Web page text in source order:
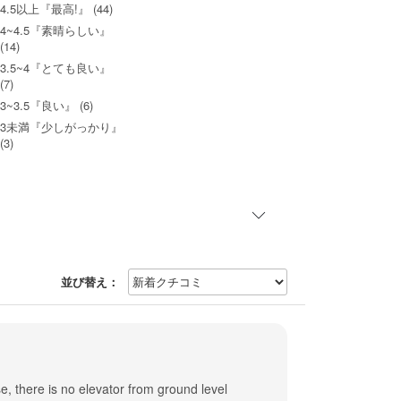
4.5以上『最高!』 (44)
4~4.5『素晴らしい』
(14)
3.5~4『とても良い』
(7)
3~3.5『良い』 (6)
3未満『少しがっかり』
(3)
並び替え：
there is no elevator from ground level